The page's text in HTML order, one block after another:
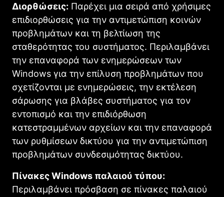
Διορθώσεις: Παρέχει μια σειρά από χρήσιμες
επιδιορθώσεις για την αντιμετώπιση κοινών
προβλημάτων και τη βελτίωση της
σταθερότητας του συστήματος. Περιλαμβάνει
την επαναφορά των ενημερώσεων των
Windows για την επίλυση προβλημάτων που
σχετίζονται με ενημερώσεις, την εκτέλεση
σάρωσης για βλάβες συστήματος για τον
εντοπισμό και την επιδιόρθωση
κατεστραμμένων αρχείων και την επαναφορά
των ρυθμίσεων δικτύου για την αντιμετώπιση
προβλημάτων συνδεσιμότητας δικτύου.
Πίνακες Windows παλαιού τύπου:
Περιλαμβάνει πρόσβαση σε πίνακες παλαιού